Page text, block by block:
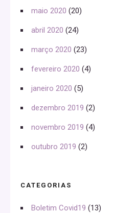
maio 2020 (20)
abril 2020 (24)
março 2020 (23)
fevereiro 2020 (4)
janeiro 2020 (5)
dezembro 2019 (2)
novembro 2019 (4)
outubro 2019 (2)
CATEGORIAS
Boletim Covid19 (13)